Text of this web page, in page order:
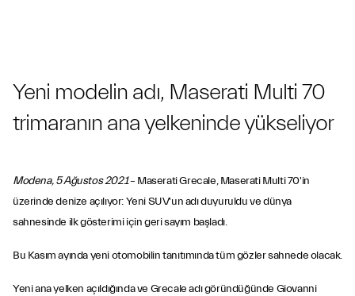
Yeni modelin adı, Maserati Multi 70
trimaranın ana yelkeninde yükseliyor
Modena, 5 Ağustos 2021– Maserati Grecale, Maserati Multi 70'in
üzerinde denize açılıyor: Yeni SUV'un adı duyuruldu ve dünya
sahnesinde ilk gösterimi için geri sayım başladı.
Bu Kasım ayında yeni otomobilin tanıtımında tüm gözler sahnede olacak.
Yeni ana yelken açıldığında ve Grecale adı göründüğünde Giovanni